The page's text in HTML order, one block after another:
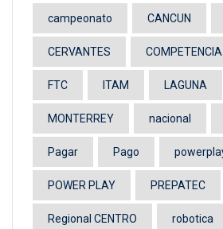
campeonato CANCUN
CERVANTES COMPETENCIA
FTC ITAM LAGUNA
MONTERREY nacional
Pagar Pago
POWER PLAY PREPATEC
Regional CENTRO robotica